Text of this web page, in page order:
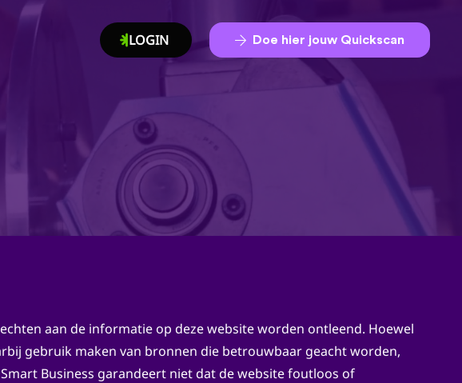
LOGIN Doe hier jouw Quickscan
aan de informatie op deze website worden ontleend. Hoewel
gebruik maken van bronnen die betrouwbaar geacht worden,
Business garandeert niet dat de website foutloos of